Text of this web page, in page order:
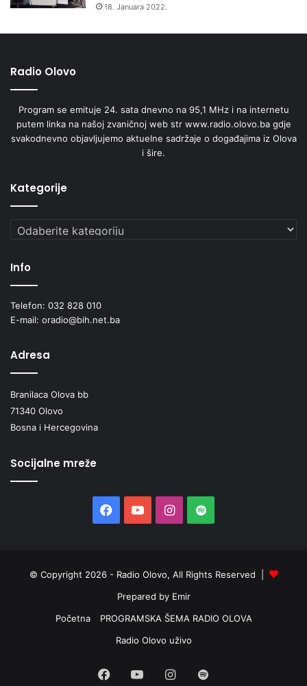
18. Januara 2022.
Radio Olovo
Program se emituje 24. sata dnevno na 95,1 MHz i na internetu
putem linka na našoj zvaničnoj web str www.radio.olovo.ba gdje
svakodnevno objavljujemo aktuelne sadržaje o događajima iz Olova
i šire.
Kategorije
Kategorije
Info
Telefon: 032 828 010
E-mail: oradio@bih.net.ba
Adresa
Branilaca Olova bb
71340 Olovo
Bosna i Hercegovina
Socijalne mreže
Facebook
YouTubeInstagram
Spotify
© Copyright 2026 - Radio Olovo, All Rights Reserved |
Prepared by Emir
Početna
PROGRAMSKA ŠEMA RADIO OLOVA
Radio Olovo uživo
Facebook
YouTubeInstagram
Spotify